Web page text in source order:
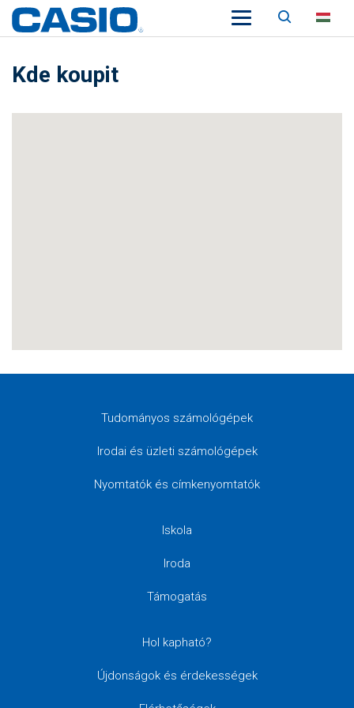
Keresés
Kde koupit
Tudományos számológépek
Irodai és üzleti számológépek
Nyomtatók és címkenyomtatók
Iskola
Iroda
Támogatás
Hol kapható?
Újdonságok és érdekességek